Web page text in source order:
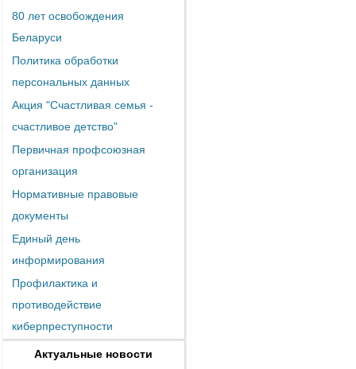
80 лет освобождения
Беларуси
Политика обработки
персональных данных
Акция "Счастливая семья -
счастливое детство"
Первичная профсоюзная
организация
Нормативные правовые
документы
Единый день
информирования
Профилактика и
противодействие
киберпреступности
Актуальные новости